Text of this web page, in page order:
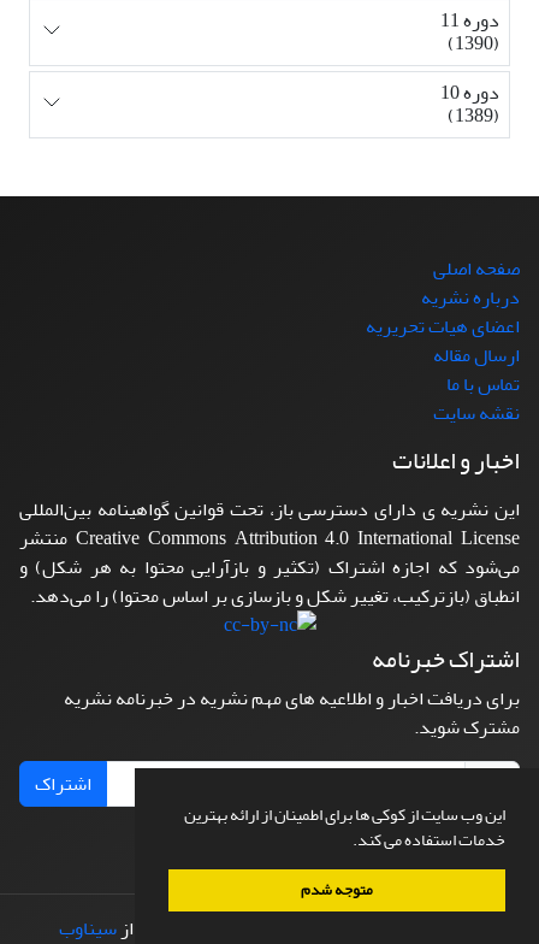
این وب سایت از کوکی ها برای اطمینان از ارائه بهترین
خدمات استفاده می کند.
متوجه شدم
دوره 11
(1390)
دوره 10
(1389)
صفحه اصلی
درباره نشریه
اعضای هیات تحریریه
ارسال مقاله
تماس با ما
نقشه سایت
اخبار و اعلانات
این نشریه ی دارای دسترسی باز، تحت قوانین گواهینامه بین‌المللی
Creative Commons Attribution 4.0 International License منتشر
می‌شود که اجازه اشتراک (تکثیر و بازآرایی محتوا به هر شکل) و
انطباق (بازترکیب، تغییر شکل و بازسازی بر اساس محتوا) را می‌دهد.
اشتراک خبرنامه
برای دریافت اخبار و اطلاعیه های مهم نشریه در خبرنامه نشریه
مشترک شوید.
اشتراک
طراحی و پیاده سازی از سیناوب